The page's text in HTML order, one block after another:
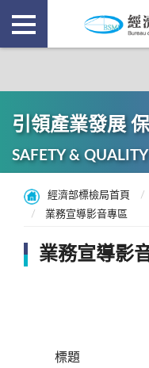
引領產業發展
SAFETY & QUALITY
經濟部標檢局首頁
業務宣導影音專區
業務宣導影
標題